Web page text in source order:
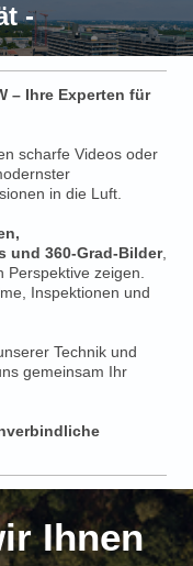
-
– Ihre Experten für
scharfe Videos oder
in die Luft.
und 360-Grad-Bilder,
zeigen.
Inspektionen und
Technik und
gemeinsam Ihr
Ihnen